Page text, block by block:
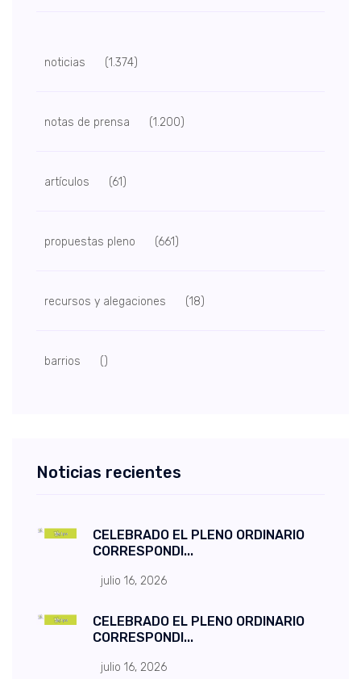
noticias (1.374)
notas de prensa (1.200)
artículos (61)
propuestas pleno (661)
recursos y alegaciones (18)
barrios ()
Noticias recientes
CELEBRADO EL PLENO ORDINARIO
CORRESPONDI...
julio 16, 2026
CELEBRADO EL PLENO ORDINARIO
CORRESPONDI...
julio 16, 2026